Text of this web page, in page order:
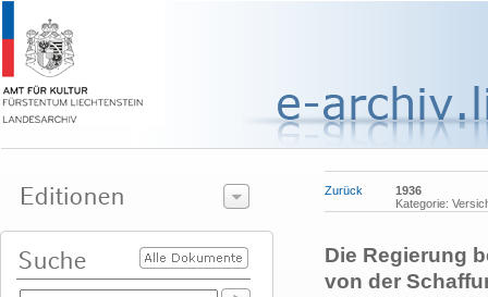
Zurück
1936
Kategorie:
Die Regierung
von der